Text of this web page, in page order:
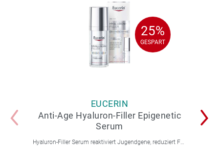
25%
GESPART
25%
GESPART
EUCERIN
Anti-Age Hyaluron-Filler Epigenetic
Serum
Hyaluron-Filler Serum reaktiviert Jugendgene, reduziert Falten und feine Linien, spendet intensive Feuchtigkeit und strafft die Gesichtskonturen.